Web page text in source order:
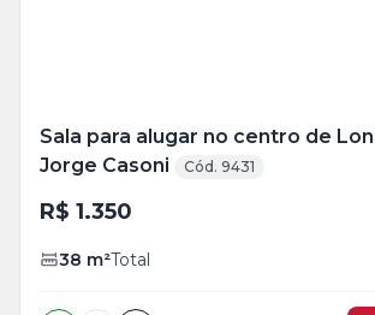
Sala para alugar no centro de
Jorge Casoni
Cód. 9431
R$ 1.350
38 m²Total